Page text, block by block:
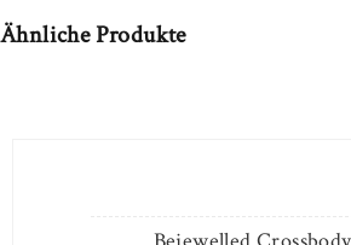
Ähnliche Produkte